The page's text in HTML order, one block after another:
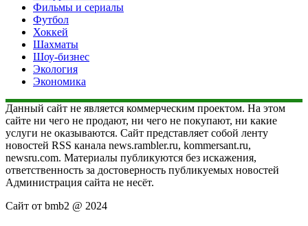
Фильмы и сериалы
Футбол
Хоккей
Шахматы
Шоу-бизнес
Экология
Экономика
Данный сайт не является коммерческим проектом. На этом
сайте ни чего не продают, ни чего не покупают, ни какие
услуги не оказываются. Сайт представляет собой ленту
новостей RSS канала news.rambler.ru, kommersant.ru,
newsru.com. Материалы публикуются без искажения,
ответственность за достоверность публикуемых новостей
Администрация сайта не несёт.
Сайт от bmb2 @ 2024